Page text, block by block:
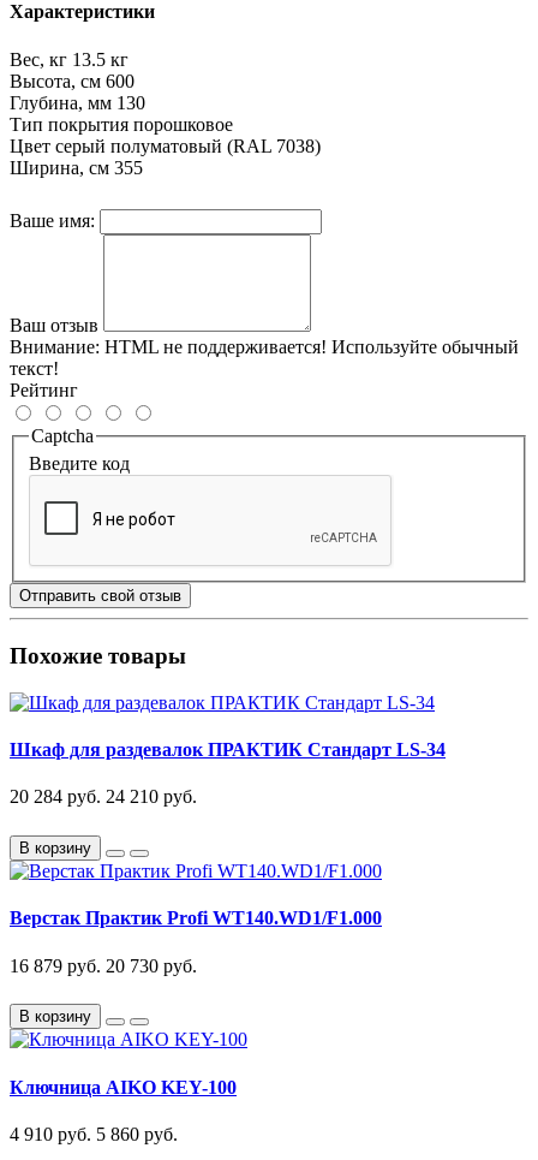
Характеристики
Вес, кг 13.5 кг
Высота, см 600
Глубина, мм 130
Тип покрытия порошковое
Цвет серый полуматовый (RAL 7038)
Ширина, см 355
Ваше имя:
Ваш отзыв
Внимание: HTML не поддерживается! Используйте обычный
текст!
Рейтинг
Captcha
Введите код
Отправить свой отзыв
Похожие товары
Шкаф для раздевалок ПРАКТИК Стандарт LS-34
20 284 руб. 24 210 руб.
В корзину
Верстак Практик Profi WT140.WD1/F1.000
16 879 руб. 20 730 руб.
В корзину
Ключница AIKO KEY-100
4 910 руб. 5 860 руб.